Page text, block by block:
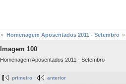
Homenagem Aposentados 2011 - Setembro
Imagem 100
Homenagem Aposentados 2011 - Setembro
primeiro anterior